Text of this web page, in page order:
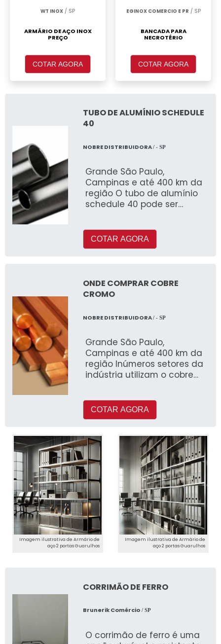
WT INOX / SP
ARMÁRIO DE AÇO INOX
PREÇO
COTAR AGORA
EGINOX COMERCIO E PR / SP
BANCADA PARA
NECROTÉRIO
COTAR AGORA
TUBO DE ALUMÍNIO SCHEDULE
40
NOBRE DISTRIBUIDORA/ - SP
Grande São Paulo,
Campinas e até 400 km da
região O tubo de alumínio
schedule 40 pode ser
COTAR AGORA
ONDE COMPRAR COBRE
CROMO
NOBRE DISTRIBUIDORA/ - SP
Grande São Paulo,
Campinas e até 400 km da
região Inúmeros setores da
indústria utilizam o cobre
COTAR AGORA
Imagem ilustrativa de Armário de
aço 2 portas Guarulhos
Imagem ilustrativa de Armário de
aço 2 portas Guarulhos
CORRIMÃO DE FERRO
Brunerik Comércio/ SP
O corrimão de ferro é uma